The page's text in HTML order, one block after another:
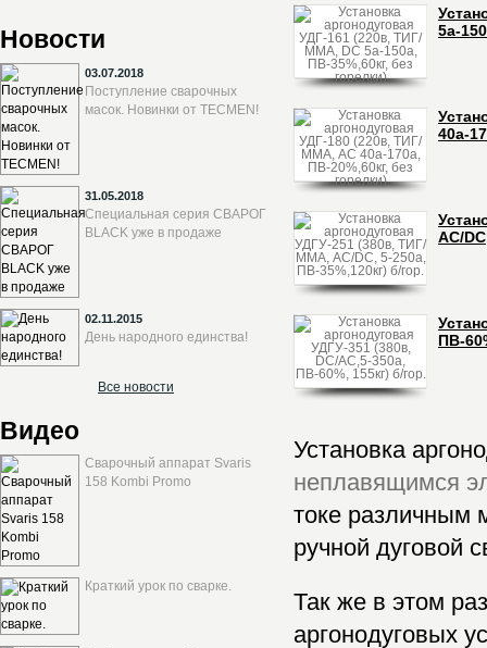
Новости
03.07.2018
Поступление сварочных
масок. Новинки от TECMEN!
31.05.2018
Специальная серия СВАРОГ
BLACK уже в продаже
02.11.2015
День народного единства!
Все новости
Видео
Сварочный аппарат Svaris
158 Kombi Promo
Краткий урок по сварке.
5а-
40а-
АС/
ПВ-
Установка
неплавящимся
токе различным
ручной дуговой
Так же в этом
аргонодуговых